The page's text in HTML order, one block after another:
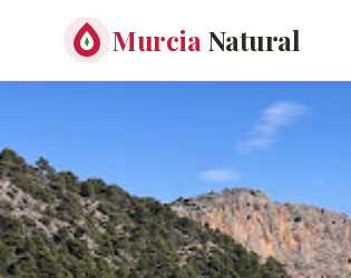
Murcia Natural